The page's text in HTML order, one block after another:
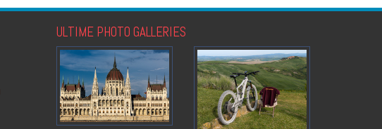
ULTIME PHOTO GALLERIES